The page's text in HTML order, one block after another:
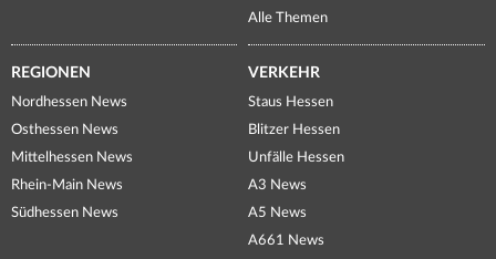
Alle Themen
REGIONEN
Nordhessen News
Osthessen News
Mittelhessen News
Rhein-Main News
Südhessen News
VERKEHR
Staus Hessen
Blitzer Hessen
Unfälle Hessen
A3 News
A5 News
A661 News